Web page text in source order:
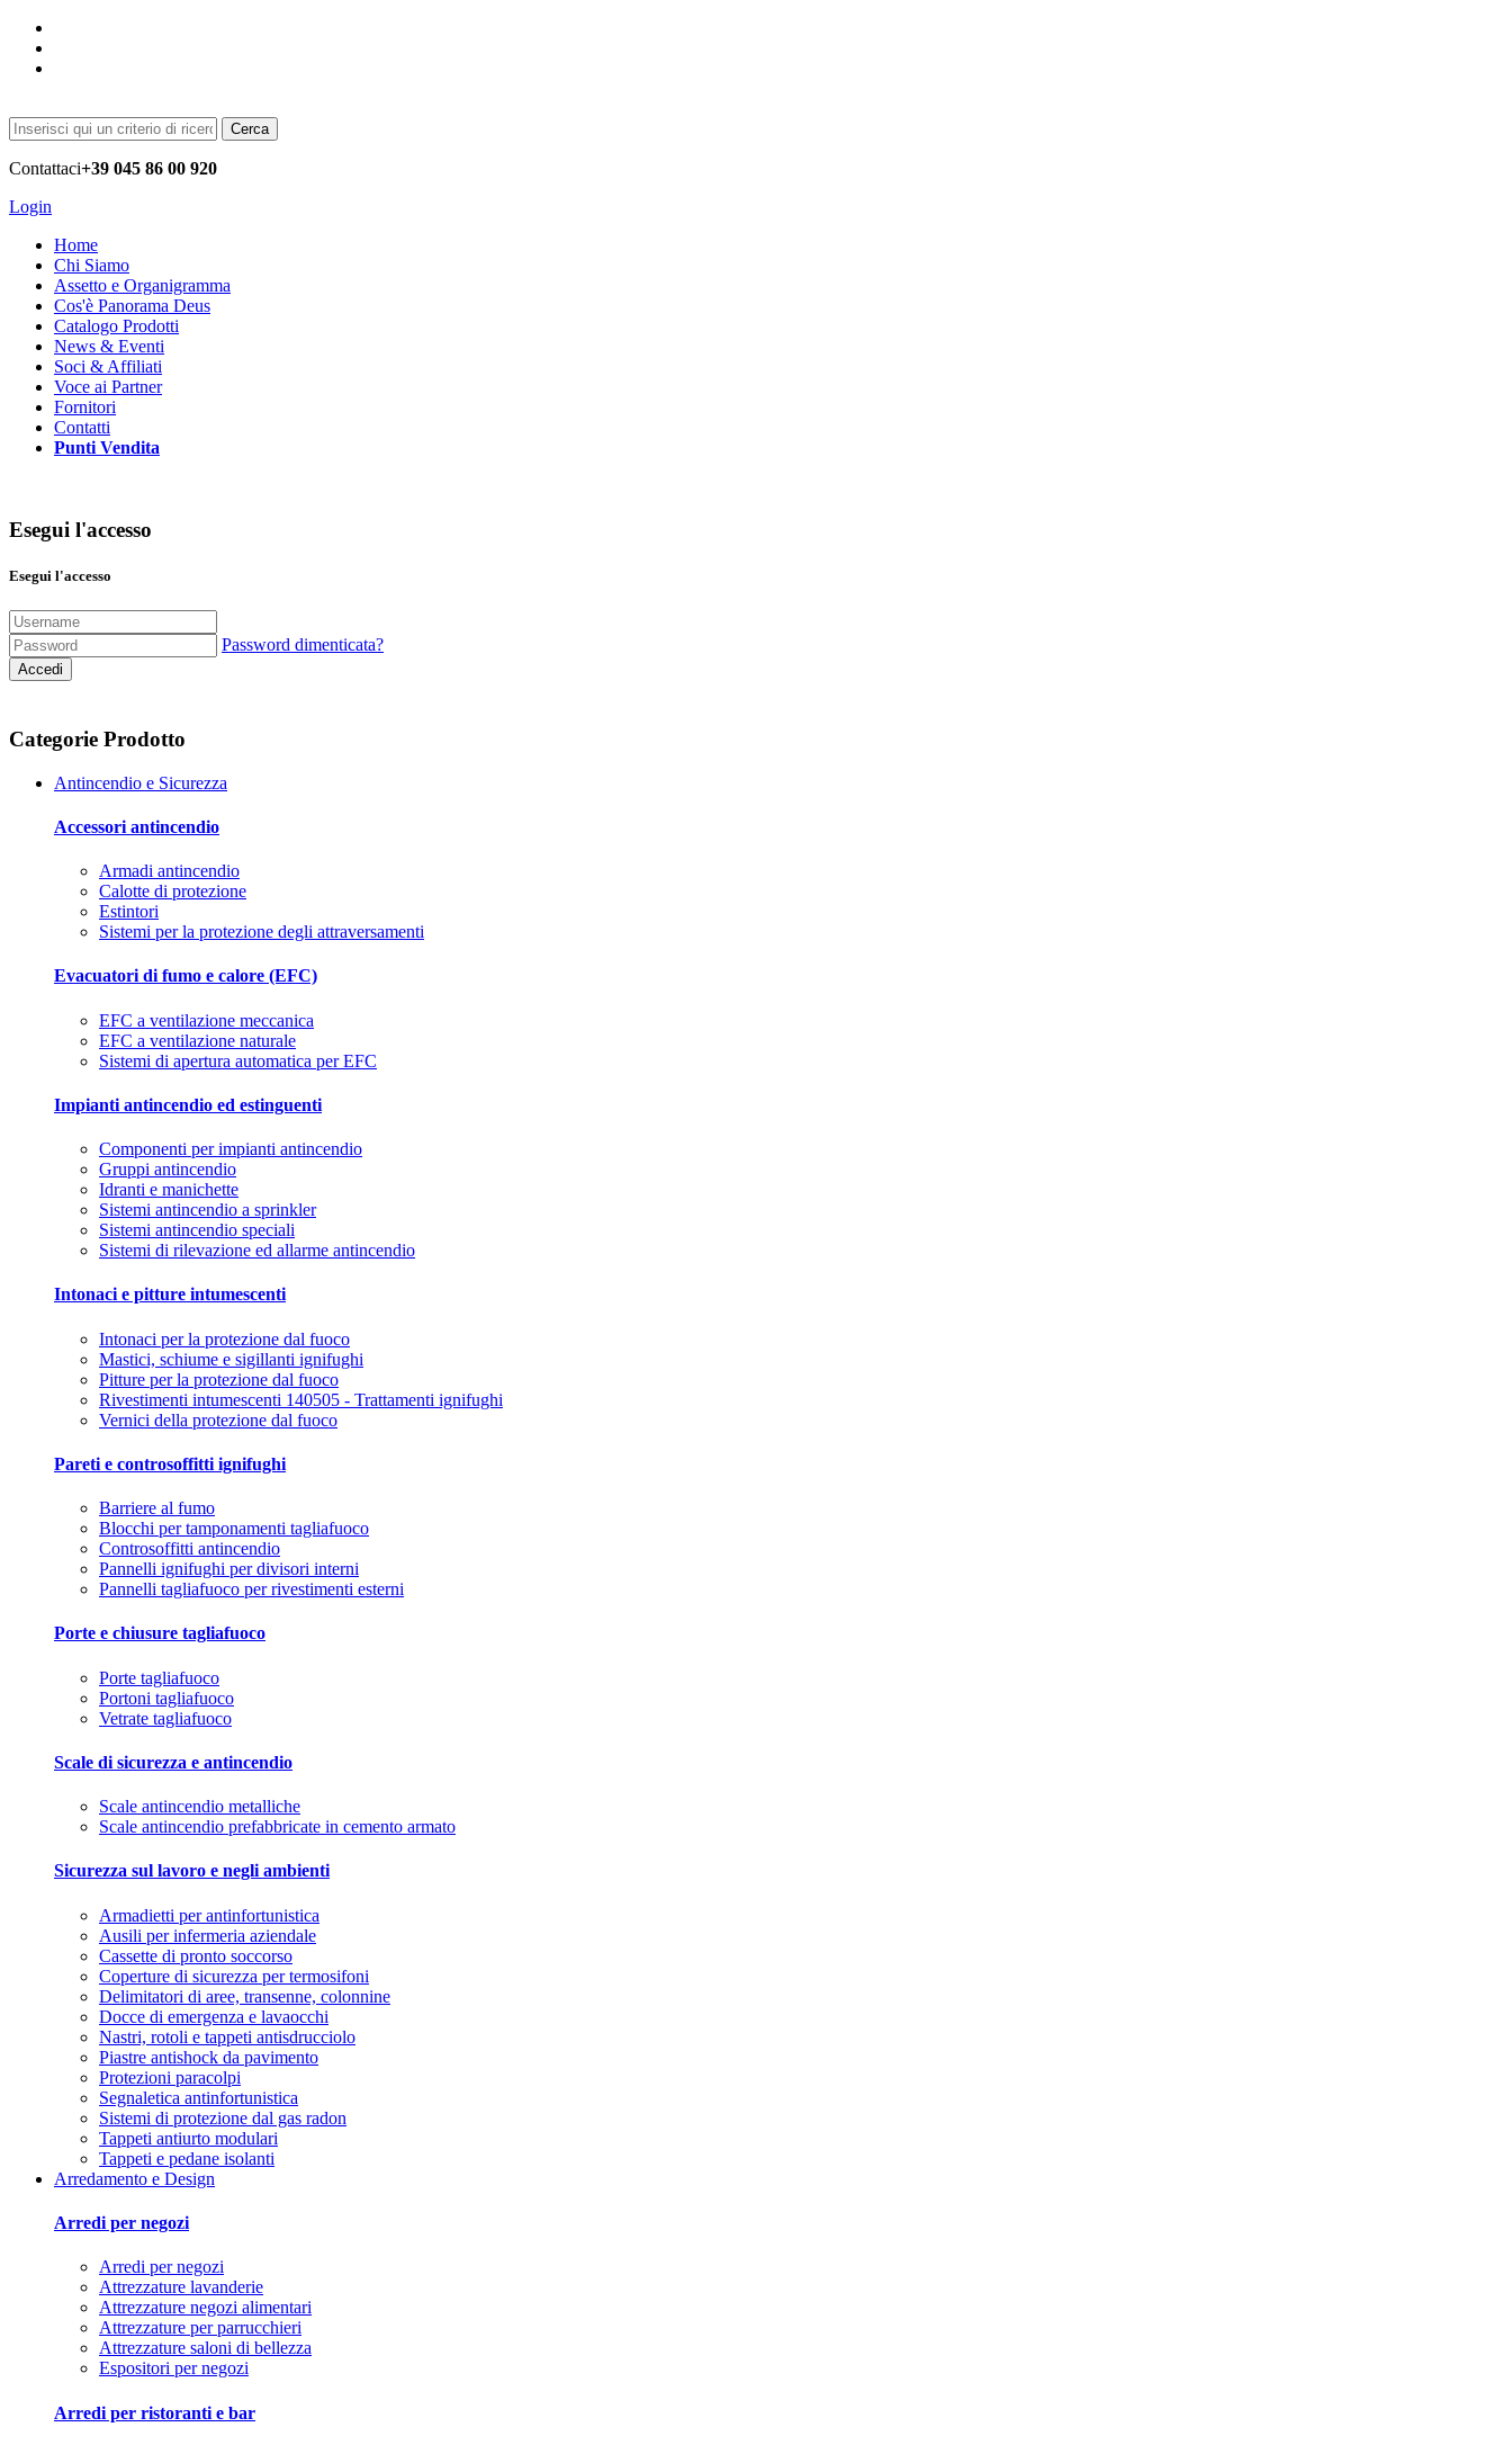
Cerca
Contattaci+39 045 86 00 920
Login
Home
Chi Siamo
Assetto e Organigramma
Cos'è Panorama Deus
Catalogo Prodotti
News & Eventi
Soci & Affiliati
Voce ai Partner
Fornitori
Contatti
Punti Vendita
Esegui l'accesso
Esegui l'accesso
Password dimenticata?
Accedi
Categorie Prodotto
Antincendio e Sicurezza
Accessori antincendio
Armadi antincendio
Calotte di protezione
Estintori
Sistemi per la protezione degli attraversamenti
Evacuatori di fumo e calore (EFC)
EFC a ventilazione meccanica
EFC a ventilazione naturale
Sistemi di apertura automatica per EFC
Impianti antincendio ed estinguenti
Componenti per impianti antincendio
Gruppi antincendio
Idranti e manichette
Sistemi antincendio a sprinkler
Sistemi antincendio speciali
Sistemi di rilevazione ed allarme antincendio
Intonaci e pitture intumescenti
Intonaci per la protezione dal fuoco
Mastici, schiume e sigillanti ignifughi
Pitture per la protezione dal fuoco
Rivestimenti intumescenti 140505 - Trattamenti ignifughi
Vernici della protezione dal fuoco
Pareti e controsoffitti ignifughi
Barriere al fumo
Blocchi per tamponamenti tagliafuoco
Controsoffitti antincendio
Pannelli ignifughi per divisori interni
Pannelli tagliafuoco per rivestimenti esterni
Porte e chiusure tagliafuoco
Porte tagliafuoco
Portoni tagliafuoco
Vetrate tagliafuoco
Scale di sicurezza e antincendio
Scale antincendio metalliche
Scale antincendio prefabbricate in cemento armato
Sicurezza sul lavoro e negli ambienti
Armadietti per antinfortunistica
Ausili per infermeria aziendale
Cassette di pronto soccorso
Coperture di sicurezza per termosifoni
Delimitatori di aree, transenne, colonnine
Docce di emergenza e lavaocchi
Nastri, rotoli e tappeti antisdrucciolo
Piastre antishock da pavimento
Protezioni paracolpi
Segnaletica antinfortunistica
Sistemi di protezione dal gas radon
Tappeti antiurto modulari
Tappeti e pedane isolanti
Arredamento e Design
Arredi per negozi
Arredi per negozi
Attrezzature lavanderie
Attrezzature negozi alimentari
Attrezzature per parrucchieri
Attrezzature saloni di bellezza
Espositori per negozi
Arredi per ristoranti e bar